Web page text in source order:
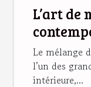
L’art de
d’une
Le mélange
l’un des
intérieure,...